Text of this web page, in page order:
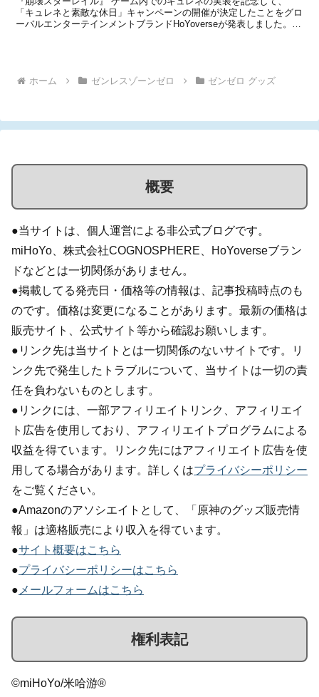
「キュレネと素敵な休日」キャンペーンの開催が決定したことをグロ
ーバルエンターテインメントブランドHoYoverseが発表しました。秋
ホーム ゼンレスゾーンゼロ ゼンゼロ グッズ
概要
●当サイトは、個人運営による非公式ブログです。
miHoYo、株式会社COGNOSPHERE、HoYoverseブラン
ドなどとは一切関係がありません。
●掲載してる発売日・価格等の情報は、記事投稿時点のも
のです。価格は変更になることがあります。最新の価格は
販売サイト、公式サイト等から確認お願いします。
●リンク先は当サイトとは一切関係のないサイトです。リ
ンク先で発生したトラブルについて、当サイトは一切の責
任を負わないものとします。
●リンクには、一部アフィリエイトリンク、アフィリエイ
ト広告を使用しており、アフィリエイトプログラムによる
収益を得ています。リンク先にはアフィリエイト広告を使
用してる場合があります。詳しくはプライバシーポリシー
をご覧ください。
●Amazonのアソシエイトとして、「原神のグッズ販売情
報」は適格販売により収入を得ています。
●サイト概要はこちら
●プライバシーポリシーはこちら
● メールフォームはこちら
権利表記
©miHoYo/米哈游®